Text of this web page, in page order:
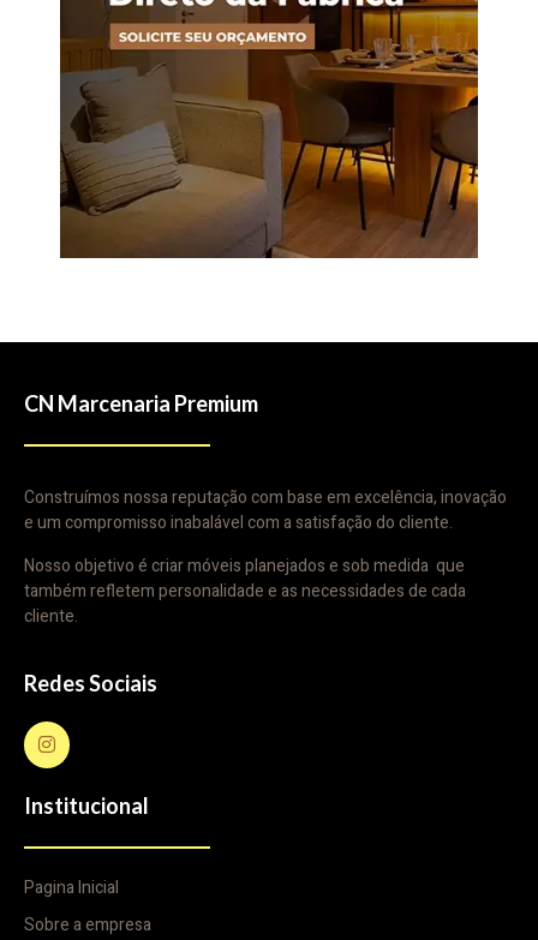
CN Marcenaria Premium
Construímos nossa reputação com base em excelência, inovação
e um compromisso inabalável com a satisfação do cliente.
Nosso objetivo é criar móveis planejados e sob medida que
também refletem personalidade e as necessidades de cada
cliente.
Redes Sociais
Institucional
Pagina Inicial
Sobre a empresa